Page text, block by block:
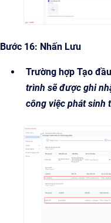
Bước 16: Nhấn Lưu
Trường hợp Tạo
trình sẽ được ghi
công việc phát sinh